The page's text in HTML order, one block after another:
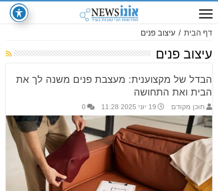
דף הבית / עיצוב פנים
עיצוב פנים
הבדל של מקצוענית: מעצבת פנים משנה לך את
הבית ואת התחושה
תוכן מקודם 19 יוני 2025 11:28 0